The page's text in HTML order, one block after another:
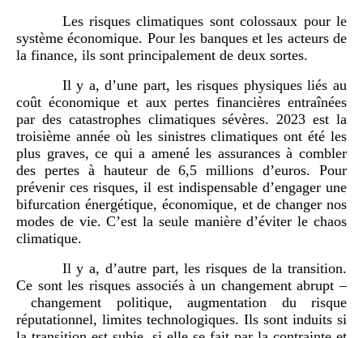
Les risques climatiques sont colossaux pour le
système économique. Pour les banques et les acteurs de
la finance, ils sont principalement de deux sortes.
Il y a, d’une part, les risques physiques liés au
coût économique et aux pertes financières entraînées
par des catastrophes climatiques sévères. 2023 est la
troisième année où les sinistres climatiques ont été les
plus graves, ce qui a amené les assurances à combler
des pertes à hauteur de 6,5 millions d’euros. Pour
prévenir ces risques, il est indispensable d’engager une
bifurcation énergétique, économique, et de changer nos
modes de vie. C’est la seule manière d’éviter le chaos
climatique.
Il y a, d’autre part, les risques de la transition.
Ce sont les risques associés à un changement abrupt –
changement politique, augmentation du risque
réputationnel, limites technologiques. Ils sont induits si